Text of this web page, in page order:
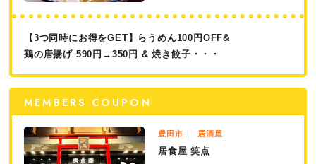
【3つ同時にお得をGET】らうめん100円OFF&
鶏の唐揚げ 590円→350円 & 焼き餃子・・・
MEMBERS COUPON
豊田市 居酒屋
居食屋 笑点